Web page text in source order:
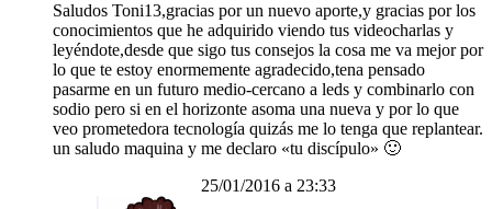
Saludos Toni13,gracias por un nuevo aporte,y gracias por los
conocimientos que he adquirido viendo tus videocharlas y
leyéndote,desde que sigo tus consejos la cosa me va mejor por
lo que te estoy enormemente agradecido,tena pensado
pasarme en un futuro medio-cercano a leds y combinarlo con
sodio pero si en el horizonte asoma una nueva y por lo que
veo prometedora tecnología quizás me lo tenga que replantear.
un saludo maquina y me declaro «tu discípulo» 🙂
25/01/2016 a 23:33